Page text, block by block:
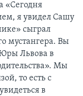
«Сегодня
я увидел Сашу
сыграл
мустангера. Вы
Львова в
Мы
то есть с
в